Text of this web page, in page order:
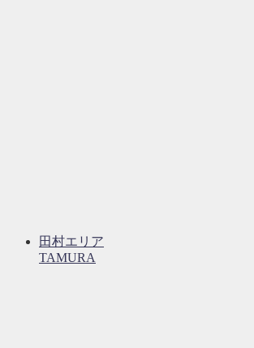
田村エリア
TAMURA